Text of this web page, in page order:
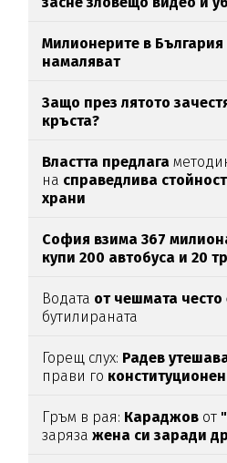
Милионерите в
намаляват
Защо през лятото
кръста?
Властта предлага
на справедлива
храни
София взима 367
купи 200 автобуса и 20
Водата от чешмата
бутилираната
Горещ слух: Радев
прави го
Гръм в рая: Караджов от
зарязажена си заради